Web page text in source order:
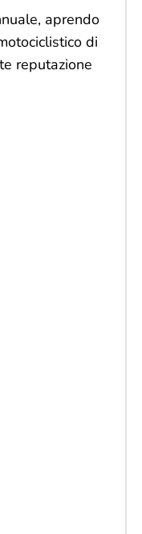
aprendo
di
reputazione